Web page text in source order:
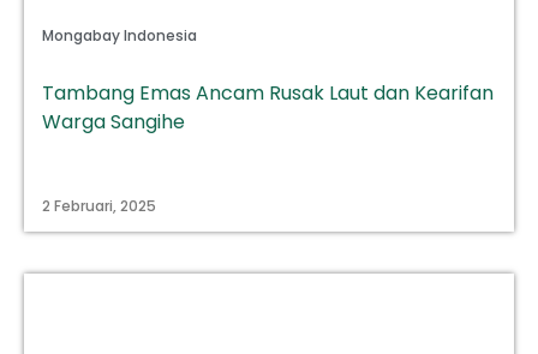
Mongabay Indonesia
Tambang Emas Ancam Rusak Laut dan Kearifan
Warga Sangihe
2 Februari, 2025